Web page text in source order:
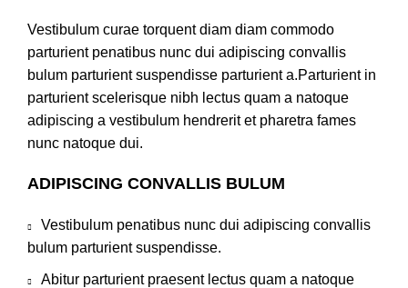
Vestibulum curae torquent diam diam commodo
parturient penatibus nunc dui adipiscing convallis
bulum parturient suspendisse parturient a.Parturient in
parturient scelerisque nibh lectus quam a natoque
adipiscing a vestibulum hendrerit et pharetra fames
nunc natoque dui.
ADIPISCING CONVALLIS BULUM
Vestibulum penatibus nunc dui adipiscing convallis
bulum parturient suspendisse.
Abitur parturient praesent lectus quam a natoque